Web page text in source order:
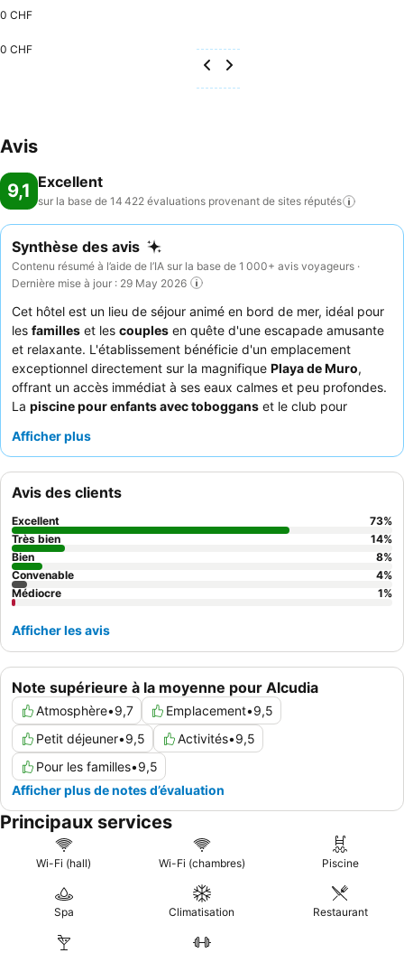
0 CHF
0 CHF
Avis
9,1 Excellent
sur la base de 14 422 évaluations provenant de sites réputés
Synthèse des avis
Contenu résumé à l’aide de l’IA sur la base de 1 000+ avis voyageurs ·
Dernière mise à jour : 29 May 2026
Cet hôtel est un lieu de séjour animé en bord de mer, idéal pour
les familles et les couples en quête d'une escapade amusante
et relaxante. L'établissement bénéficie d'un emplacement
exceptionnel directement sur la magnifique Playa de Muro,
offrant un accès immédiat à ses eaux calmes et peu profondes.
La piscine pour enfants avec toboggans et le club pour
clients apprécient constamment le
des plats frais et diversifiés, ainsi qu'un excellent poste
d'omelettes. Pour une expérience améliorée, optez pour le
forfait Star Prestige
qui offre des avantages exclusifs et l'accès
à des zones spéciales.
Afficher plus
Note supérieure à la moyenne pour Alcudia
Atmosphère•9,7 Emplacement•9,5
Petit déjeuner•9,5 Activités•9,5
Pour les familles•9,5
Afficher plus de notes d’évaluation
Avis des clients
Excellent 73%
Très bien
14%
Bien
8%
Convenable
4%
Médiocre
1%
Afficher les avis
Principaux services
Wi-Fi (hall) Wi-Fi (chambres) Piscine
Spa Climatisation Restaurant